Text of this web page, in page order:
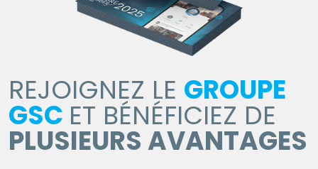
REJOIGNEZ LE GROUPE
GSC ET BÉNÉFICIEZ DE
PLUSIEURS AVANTAGES